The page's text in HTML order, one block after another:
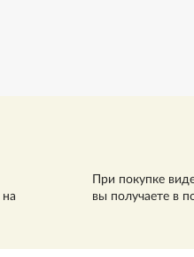
на
При покупке
вы получаете в